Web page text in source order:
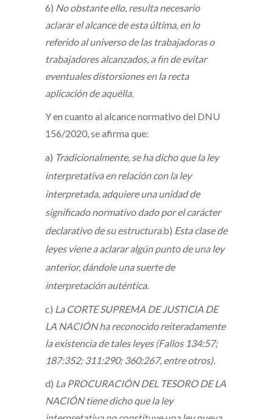
6) No obstante ello, resulta necesario
aclarar el alcance de esta última, en lo
referido al universo de las trabajadoras o
trabajadores alcanzados, a fin de evitar
eventuales distorsiones en la recta
aplicación de aquélla.
Y en cuanto al alcance normativo del DNU
156/2020, se afirma que:
a) Tradicionalmente, se ha dicho que la ley
interpretativa en relación con la ley
interpretada, adquiere una unidad de
significado normativo dado por el carácter
declarativo de su estructura.b) Esta clase de
leyes viene a aclarar algún punto de una ley
anterior, dándole una suerte de
interpretación auténtica.
c) La CORTE SUPREMA DE JUSTICIA DE
LA NACIÓN ha reconocido reiteradamente
la existencia de tales leyes (Fallos 134:57;
187:352; 311:290; 360:267, entre otros).
d) La PROCURACIÓN DEL TESORO DE LA
NACIÓN tiene dicho que la ley